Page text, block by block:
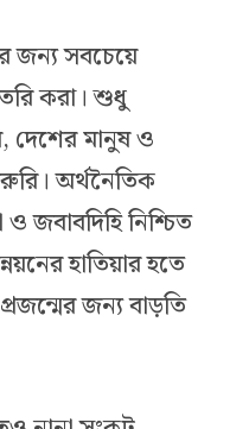
জন্য সবচেয়ে
করা। শুধু
দেশের মানুষ ও
অর্থনৈতিক
ও জবাবদিহি নিশ্চিত
হাতিয়ার হতে
জন্য বাড়তি